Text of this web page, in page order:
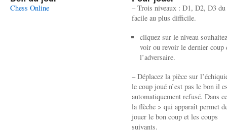
Chess Online
– Trois niveaux : D1, D2, D3
facile au plus difficile.
cliquez sur le niveau
voir ou revoir le dernier coup
l’adversaire.
– Déplacez la pièce sur
le coup joué n’est pas le bon il
automatiquement refusé. Dans
la flèche > qui apparaît permet
jouer le bon coup et les coups
suivants.